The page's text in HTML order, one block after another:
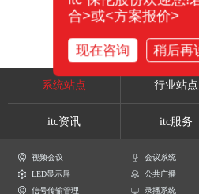
系统站点 行业站点
itc资讯 itc服务
视频会议 会议系统
LED显示屏
公共广播
信号传输管理
录播系统
合>或<方案报价>
现在咨询 稍后再